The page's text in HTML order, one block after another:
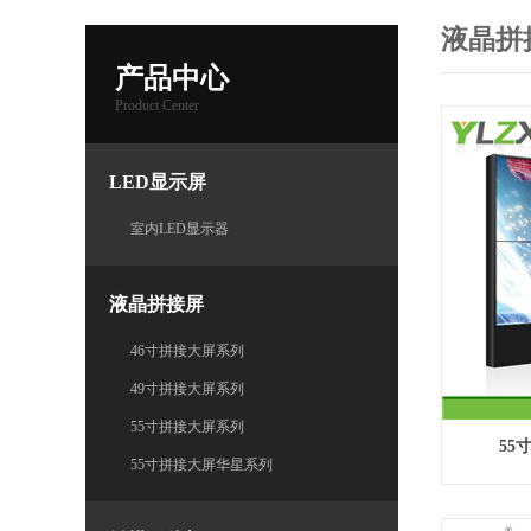
产品中心
Product Center
LED显示屏
室内LED显示器
液晶拼接屏
46寸拼接大屏系列
49寸拼接大屏系列
55寸拼接大屏系列
55寸拼接大屏华星系列
液晶拼
55